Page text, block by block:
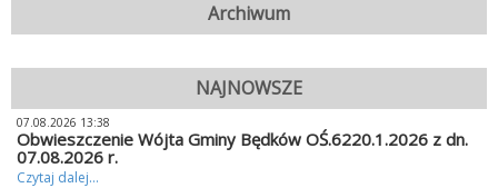
Archiwum
NAJNOWSZE
07.08.2026 13:38
Obwieszczenie Wójta Gminy Będków OŚ.6220.1.2026 z dn.
07.08.2026 r.
Czytaj dalej...